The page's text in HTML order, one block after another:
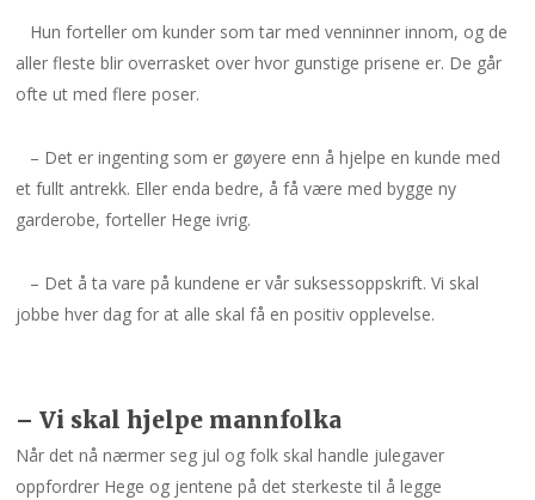
Hun forteller om kunder som tar med venninner innom, og de
aller fleste blir overrasket over hvor gunstige prisene er. De går
ofte ut med flere poser.
– Det er ingenting som er gøyere enn å hjelpe en kunde med
et fullt antrekk. Eller enda bedre, å få være med bygge ny
garderobe, forteller Hege ivrig.
– Det å ta vare på kundene er vår suksessoppskrift. Vi skal
jobbe hver dag for at alle skal få en positiv opplevelse.
– Vi skal hjelpe mannfolka
Når det nå nærmer seg jul og folk skal handle julegaver
oppfordrer Hege og jentene på det sterkeste til å legge